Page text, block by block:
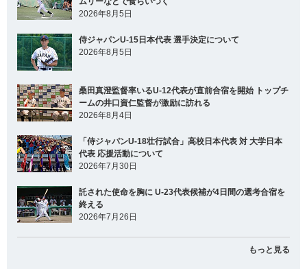
2026年8月5日
侍ジャパンU-15日本代表 選手決定について
2026年8月5日
桑田真澄監督率いるU-12代表が直前合宿を開始 トップチ
ームの井口資仁監督が激励に訪れる
2026年8月4日
「侍ジャパンU-18壮行試合」高校日本代表 対 大学日本
代表 応援活動について
2026年7月30日
託された使命を胸に U-23代表候補が4日間の選考合宿を
終える
2026年7月26日
もっと見る